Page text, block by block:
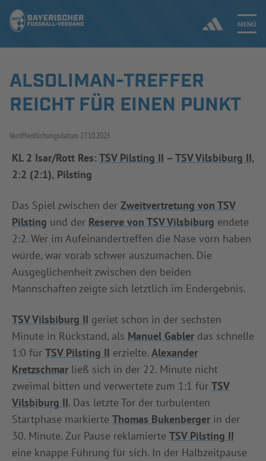
MENÜ
Jetzt einloggen
SPIELBETRIEB & VERBANDSLEBEN
AUSBILDUNG & FÖRDERUNG
DER VERBAND
ALSOLIMAN-TREFFER
REICHT FÜR EINEN PUNKT
Veröffentlichungsdatum 27.10.2025
KL 2 Isar/Rott Res: TSV Pilsting II – TSV Vilsbiburg II,
2:2 (2:1), Pilsting
Das Spiel zwischen der Zweitvertretung von TSV
Pilsting und der Reserve von TSV Vilsbiburg endete
2:2. Wer im Aufeinandertreffen die Nase vorn haben
würde, war vorab schwer auszumachen. Die
Ausgeglichenheit zwischen den beiden
Mannschaften zeigte sich letztlich im Endergebnis.
TSV Vilsbiburg II geriet schon in der sechsten
Minute in Rückstand, als Manuel Gabler das schnelle
1:0 für TSV Pilsting II erzielte. Alexander
Kretzschmar ließ sich in der 22. Minute nicht
zweimal bitten und verwertete zum 1:1 für TSV
Vilsbiburg II. Das letzte Tor der turbulenten
Startphase markierte Thomas Bukenberger in der
30. Minute. Zur Pause reklamierte TSV Pilsting II
eine knappe Führung für sich. In der Halbzeitpause